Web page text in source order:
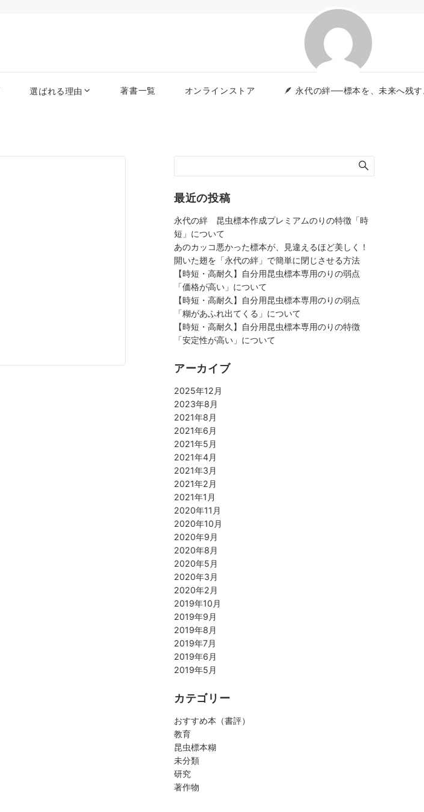
選ばれる理由 著書一覧 オンラインストア 🪶 永代の絆──標本を、未来へ残
最近の投稿
永代の絆 昆虫標本作成プレミアムのりの特徴「時
短」について
あのカッコ悪かった標本が、見違えるほど美しく！
開いた翅を「永代の絆」で簡単に閉じさせる方法
【時短・高耐久】自分用昆虫標本専用のりの弱点
「価格が高い」について
【時短・高耐久】自分用昆虫標本専用のりの弱点
「糊があふれ出てくる」について
【時短・高耐久】自分用昆虫標本専用のりの特徴
「安定性が高い」について
アーカイブ
2025年12月
2023年8月
2021年8月
2021年6月
2021年5月
2021年4月
2021年3月
2021年2月
2021年1月
2020年11月
2020年10月
2020年9月
2020年8月
2020年5月
2020年3月
2020年2月
2019年10月
2019年9月
2019年8月
2019年7月
2019年6月
2019年5月
カテゴリー
おすすめ本（書評）
教育
昆虫標本糊
未分類
研究
著作物